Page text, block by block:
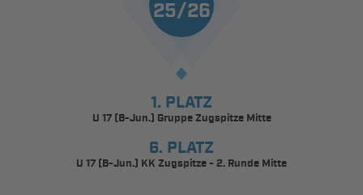
25/26
1. PLATZ
U 17 (B-Jun.) Gruppe Zugspitze Mitte
6. PLATZ
U 17 (B-Jun.) KK Zugspitze - 2. Runde Mitte